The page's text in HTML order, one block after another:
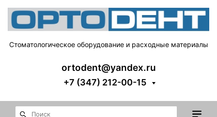
Стоматологическое оборудование и расходные материалы
ortodent@yandex.ru
+7 (347) 212-00-15